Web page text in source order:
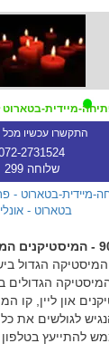
מיידית-בטארוט
התקשרו עכשיו מכל
2731524
שלוחה 299
מיידית-בטארוט -
בטארוט -
פורטל המיסטיקה
הגדולים
און ליין, קו
לגולשים את כל
להתייעץ בטלפון